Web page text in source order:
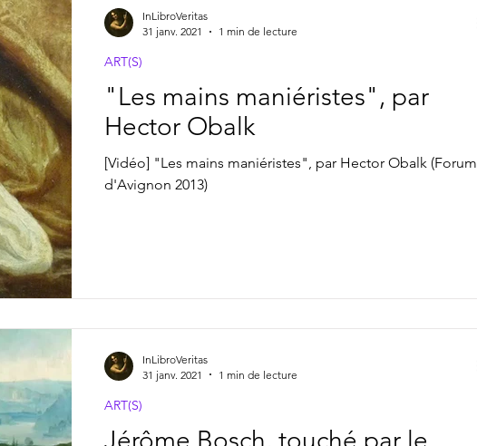
"Les mains maniéristes", par
Hector Obalk
[Vidéo] "Les mains maniéristes", par Hector Obalk (Forum
d'Avignon 2013)
ART(S)
InLibroVeritas
31 janv. 2021
1 min de lecture
ART(S)
InLibroVeritas
31 janv. 2021
1 min de lecture